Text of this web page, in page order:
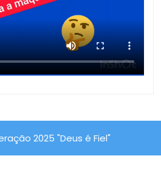
2025 "Deus é Fiel"